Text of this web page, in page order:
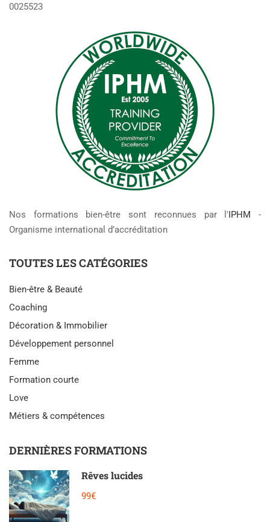
0025523
Nos formations bien-être sont reconnues par l'IPHM -
Organisme international d’accréditation
TOUTES LES CATÉGORIES
Bien-être & Beauté
Coaching
Décoration & Immobilier
Développement personnel
Femme
Formation courte
Love
Métiers & compétences
DERNIÈRES FORMATIONS
Rêves lucides
99€